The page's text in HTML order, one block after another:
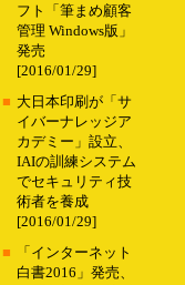
フト「筆まめ顧客
管理 Windows版」
発売
[2016/01/29]
■ 大日本印刷が「サ
イバーナレッジア
カデミー」設立、
IAIの訓練システム
でセキュリティ技
術者を養成
[2016/01/29]
■
「インターネット
白書2016」発売、